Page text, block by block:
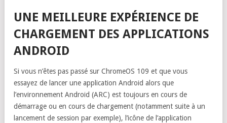
UNE MEILLEURE EXPÉRIENCE DE
CHARGEMENT DES APPLICATIONS
ANDROID
Si vous n’êtes pas passé sur ChromeOS 109 et que vous
essayez de lancer une application Android alors que
l’environnement Android (ARC) est toujours en cours de
démarrage ou en cours de chargement (notamment suite à un
lancement de session par exemple), l’icône de l’application